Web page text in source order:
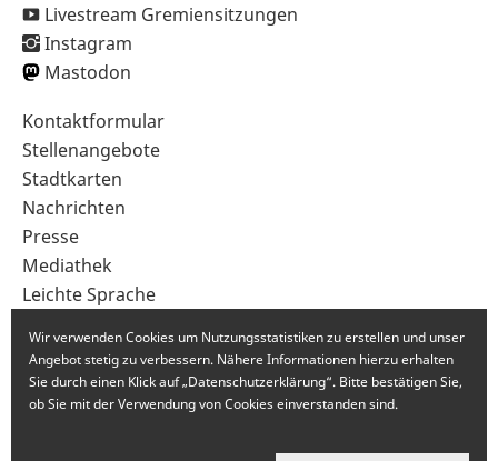
Livestream Gremiensitzungen
Instagram
Mastodon
Sekundärnavigation
im
Fußbereich
Kontaktformular
Stellenangebote
Stadtkarten
Nachrichten
Presse
Mediathek
Leichte Sprache
Wir verwenden Cookies um Nutzungsstatistiken zu erstellen und unser
Angebot stetig zu verbessern. Nähere Informationen hierzu erhalten
Sie durch einen Klick auf „Datenschutzerklärung“. Bitte bestätigen Sie,
ob Sie mit der Verwendung von Cookies einverstanden sind.